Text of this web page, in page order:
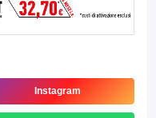
Instagram